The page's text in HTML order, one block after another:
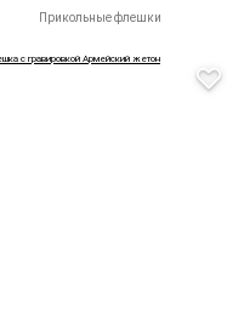
Прикольные флешки